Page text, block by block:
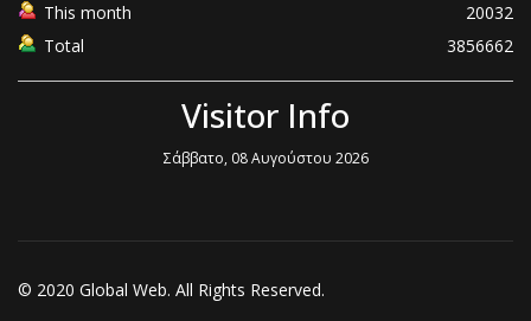
This month
20032
Total
3856662
Visitor Info
Σάββατο, 08 Αυγούστου 2026
© 2020 Global Web. All Rights Reserved.